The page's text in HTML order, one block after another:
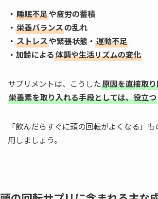
・ 睡眠不足や疲労の蓄積
・ 栄養バランスの乱れ
・ ストレスや緊張状態・ 運動不足
・加齢による体調や生活リズムの変化
サプリメントは、こうした原因を直接取
栄養素を取り入れる手段としては、役立つ
「飲んだらすぐに頭の回転がよくなる」
用しましょう。